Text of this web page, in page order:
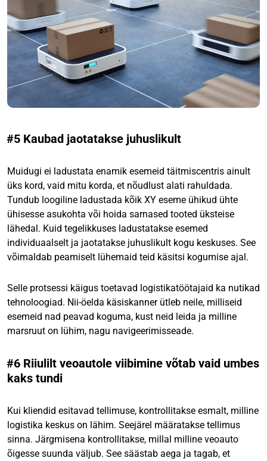
#5 Kaubad jaotatakse juhuslikult
Muidugi ei ladustata enamik esemeid täitmiscentris ainult
üks kord, vaid mitu korda, et nõudlust alati rahuldada.
Tundub loogiline ladustada kõik XY eseme ühikud ühte
ühisesse asukohta või hoida sarnased tooted üksteise
lähedal. Kuid tegelikkuses ladustatakse esemed
individuaalselt ja jaotatakse juhuslikult kogu keskuses. See
võimaldab peamiselt lühemaid teid käsitsi kogumise ajal.
Selle protsessi käigus toetavad logistikatöötajaid ka nutikad
tehnoloogiad. Nii-öelda käsiskanner ütleb neile, milliseid
esemeid nad peavad koguma, kust neid leida ja milline
marsruut on lühim, nagu navigeerimisseade.
#6 Riiulilt veoautole viibimine võtab vaid umbes
kaks tundi
Kui kliendid esitavad tellimuse, kontrollitakse esmalt, milline
logistika keskus on lähim. Seejärel määratakse tellimus
sinna. Järgmisena kontrollitakse, millal milline veoauto
õigesse suunda väljub. See säästab aega ja tagab, et